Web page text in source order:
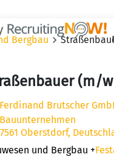
Bergbau
(m/
Ferdinand Brutscher
Bauunternehmen
Oberstdorf,
und Bergbau +